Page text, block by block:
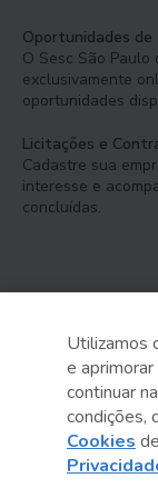
Oportunidades de
O Sesc São
exclusivamente
oportunidades
Licitações e
Cadastre sua
interesse e
concluídas.
Serviço Social do
Administração
Sesc São
Utilizamos
e
continuar
condições,
Cookies